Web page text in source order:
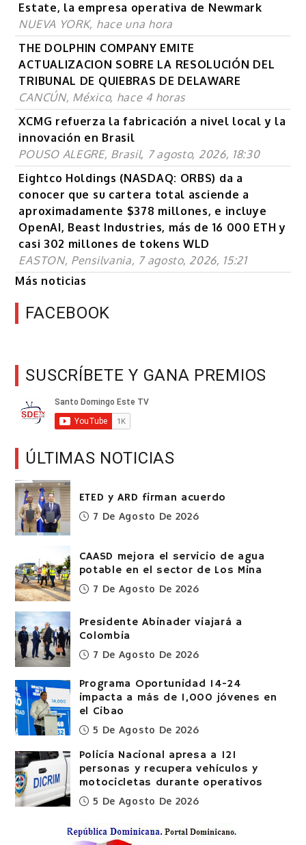
Estate, la empresa operativa de Newmark
NUEVA YORK, hace una hora
THE DOLPHIN COMPANY EMITE
ACTUALIZACION SOBRE LA RESOLUCIÓN DEL
TRIBUNAL DE QUIEBRAS DE DELAWARE
CANCÚN, México, hace 4 horas
XCMG refuerza la fabricación a nivel local y la
innovación en Brasil
POUSO ALEGRE, Brasil, 7 agosto, 2026, 18:30
Eightco Holdings (NASDAQ: ORBS) da a
conocer que su cartera total asciende a
aproximadamente $378 millones, e incluye
OpenAI, Beast Industries, más de 16 000 ETH y
casi 302 millones de tokens WLD
EASTON, Pensilvania, 7 agosto, 2026, 15:21
Más noticias
FACEBOOK
SUSCRÍBETE Y GANA PREMIOS
ÚLTIMAS NOTICIAS
ETED y ARD firman acuerdo
7 De Agosto De 2026
CAASD mejora el servicio de agua
potable en el sector de Los Mina
7 De Agosto De 2026
Presidente Abinader viajará a
Colombia
7 De Agosto De 2026
Programa Oportunidad 14-24
impacta a más de 1,000 jóvenes en
el Cibao
5 De Agosto De 2026
Policía Nacional apresa a 121
personas y recupera vehículos y
motocicletas durante operativos
5 De Agosto De 2026